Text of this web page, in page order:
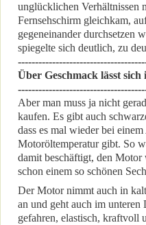
unglücklichen Verhältnissen
Fernsehschirm gleichkam,
gegeneinander durchsetzen
spiegelte sich deutlich, zu
Über Geschmack lässt sich
Aber man muss ja nicht
kaufen. Es gibt auch
dass es mal wieder bei
Motoröltemperatur gibt. So
damit beschäftigt, den
schon einem so schönen
Der Motor nimmt auch in
an und geht auch im unteren
gefahren, elastisch, kraftvoll